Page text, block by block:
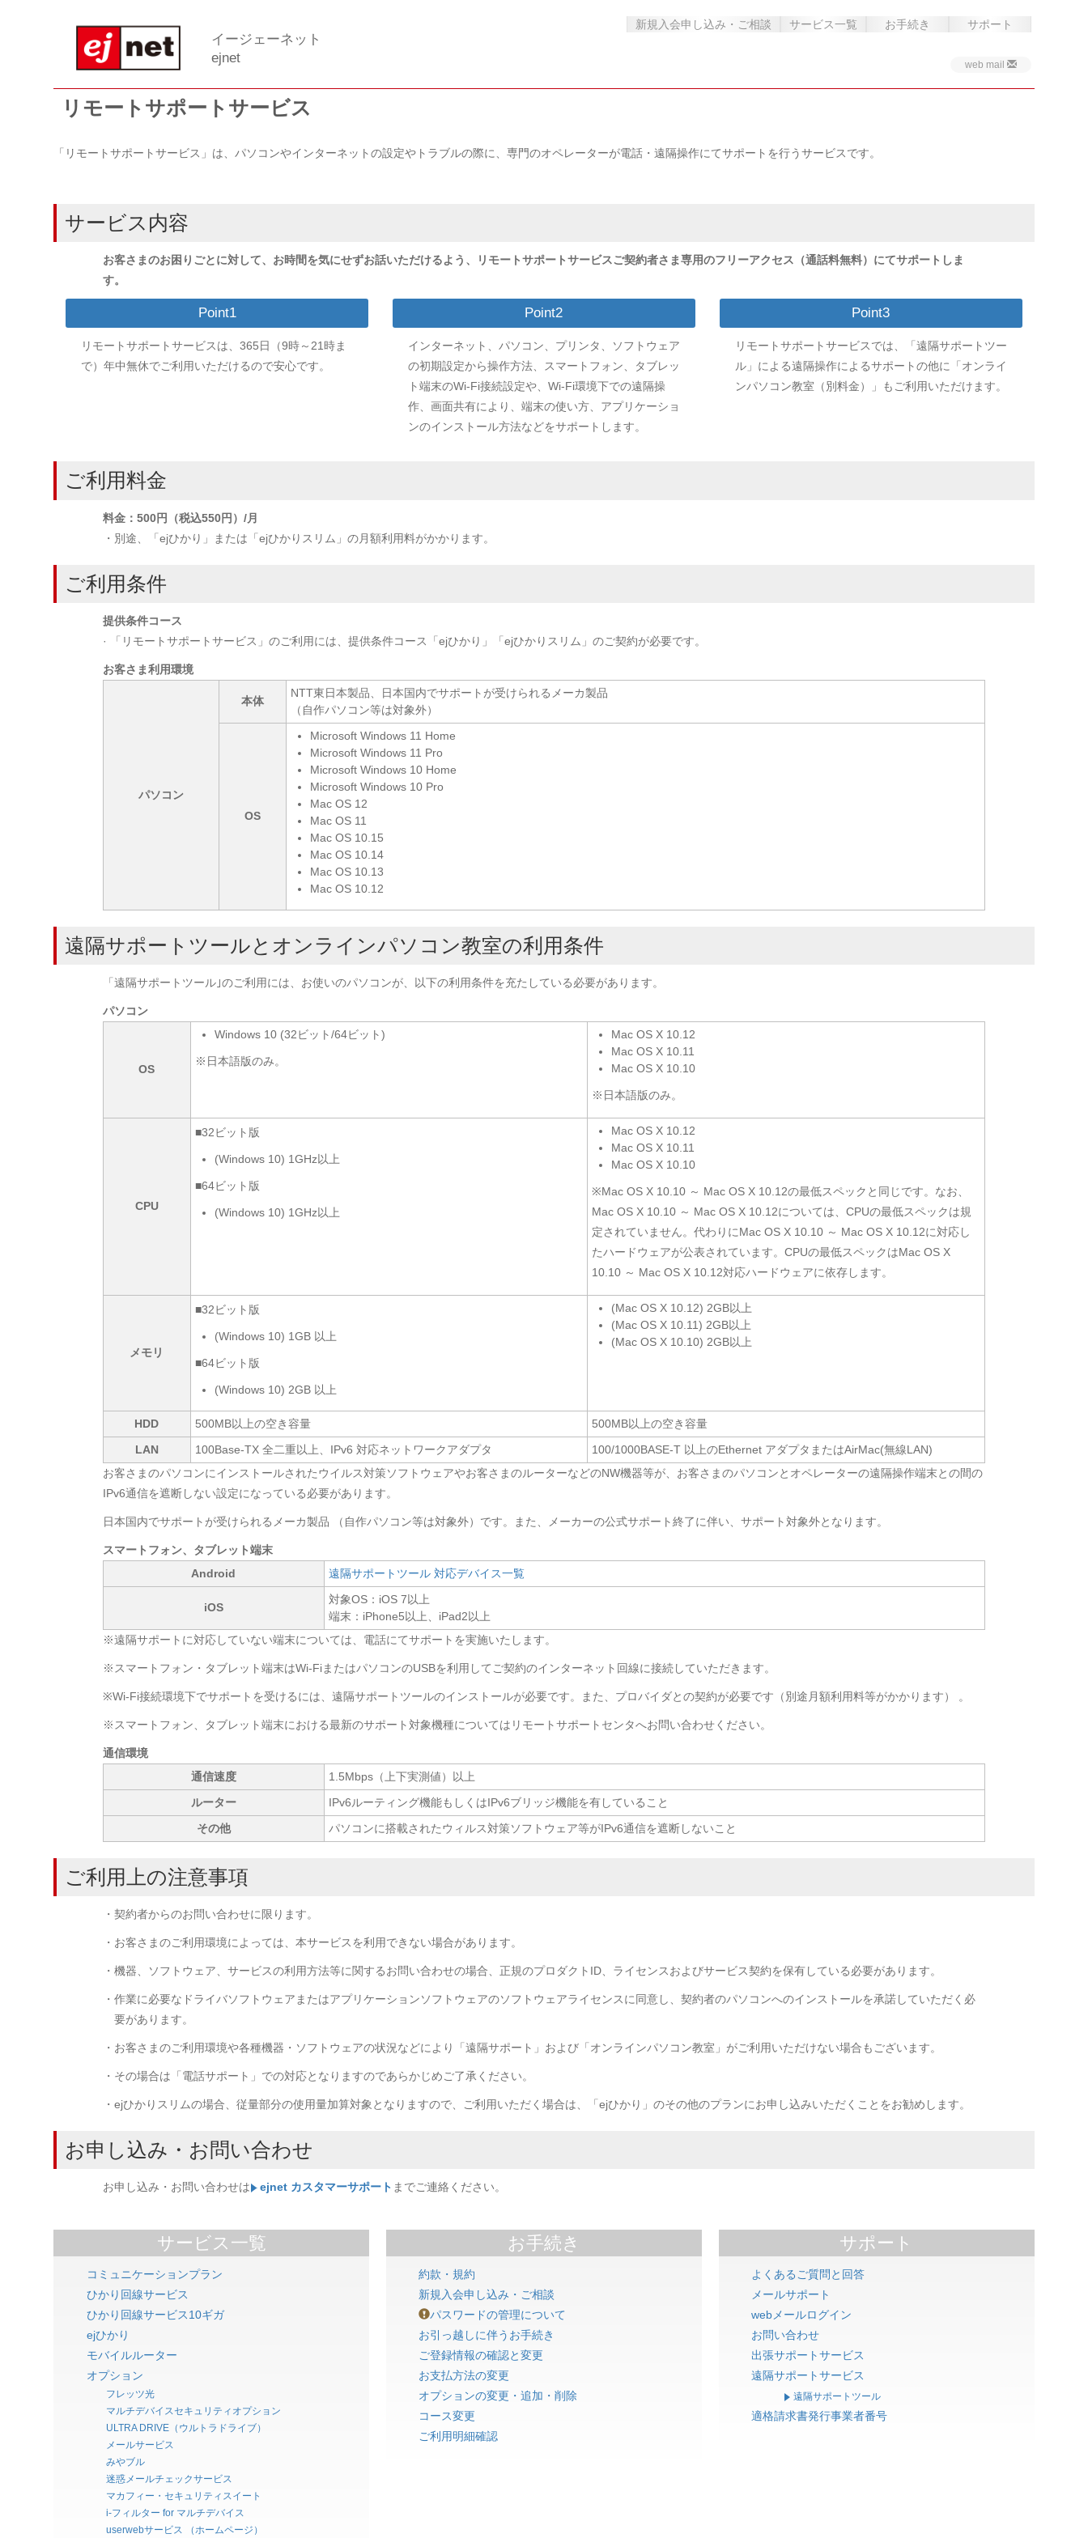
イージェーネット
ejnet
新規入会申し込み・ご相談 サービス一覧 お手続き サポート
web mail
リモートサポートサービス
「リモートサポートサービス」は、パソコンやインターネットの設定やトラブルの際に、専門のオペレーターが電話・遠隔操作にてサポートを行うサービスです。
サービス内容
お客さまのお困りごとに対して、お時間を気にせずお話いただけるよう、リモートサポートサービスご契約者さま専用のフリーアクセス（通話料無料）にてサポートしま
す。
Point1
リモートサポートサービスは、365日（9時～21時ま
で）年中無休でご利用いただけるので安心です。
Point2
インターネット、パソコン、プリンタ、ソフトウェア
の初期設定から操作方法、スマートフォン、タブレッ
ト端末のWi-Fi接続設定や、Wi-Fi環境下での遠隔操
作、画面共有により、端末の使い方、アプリケーショ
ンのインストール方法などをサポートします。
Point3
リモートサポートサービスでは、「遠隔サポートツー
ル」による遠隔操作によるサポートの他に「オンライ
ンパソコン教室（別料金）」もご利用いただけます。
ご利用料金
料金：500円（税込550円）/月
・別途、「ejひかり」または「ejひかりスリム」の月額利用料がかかります。
ご利用条件
提供条件コース
· 「リモートサポートサービス」のご利用には、提供条件コース「ejひかり」「ejひかりスリム」 のご契約が必要です。
お客さま利用環境
パソコン
本体
NTT東日本製品、日本国内でサポートが受けられるメーカ製品
（自作パソコン等は対象外）
OS
Microsoft Windows 11 Home
Microsoft Windows 11 Pro
Microsoft Windows 10 Home
Microsoft Windows 10 Pro
Mac OS 12
Mac OS 11
Mac OS 10.15
Mac OS 10.14
Mac OS 10.13
Mac OS 10.12
遠隔サポートツールとオンラインパソコン教室の利用条件
「遠隔サポートツール｣のご利用には、お使いのパソコンが、以下の利用条件を充たしている必要があります。
パソコン
OS
Windows 10 (32ビット/64ビット)
※日本語版のみ。
Mac OS X 10.12
Mac OS X 10.11
Mac OS X 10.10
※日本語版のみ。
CPU
■32ビット版
(Windows 10) 1GHz以上
■64ビット版
(Windows 10) 1GHz以上
Mac OS X 10.12
Mac OS X 10.11
Mac OS X 10.10
※Mac OS X 10.10 ～ Mac OS X 10.12の最低スペックと同じです。なお、
Mac OS X 10.10 ～ Mac OS X 10.12については、CPUの最低スペックは規
定されていません。代わりにMac OS X 10.10 ～ Mac OS X 10.12に対応し
たハードウェアが公表されています。CPUの最低スペックはMac OS X
10.10 ～ Mac OS X 10.12対応ハードウェアに依存します。
メモリ
■32ビット版
(Windows 10) 1GB 以上
■64ビット版
(Windows 10) 2GB 以上
(Mac OS X 10.12) 2GB以上
(Mac OS X 10.11) 2GB以上
(Mac OS X 10.10) 2GB以上
HDD 500MB以上の空き容量
500MB以上の空き容量
LAN
100Base-TX 全二重以上、IPv6 対応ネットワークアダプタ
100/1000BASE-T 以上のEthernet アダプタまたはAirMac(無線LAN)
お客さまのパソコンにインストールされたウイルス対策ソフトウェアやお客さまのルーターなどのNW機器等が、お客さまのパソコンとオペレーターの遠隔操作端末との間の
IPv6通信を遮断しない設定になっている必要があります。
日本国内でサポートが受けられるメーカ製品 （自作パソコン等は対象外）です。また、メーカーの公式サポート終了に伴い、サポート対象外となります。
スマートフォン、タブレット端末
Android
遠隔サポートツール 対応デバイス一覧
iOS
対象OS：iOS 7以上
端末：iPhone5以上、iPad2以上
※遠隔サポートに対応していない端末については、電話にてサポートを実施いたします。
※スマートフォン・タブレット端末はWi-FiまたはパソコンのUSBを利用してご契約のインターネット回線に接続していただきます。
※Wi-Fi接続環境下でサポートを受けるには、遠隔サポートツールのインストールが必要です。また、プロバイダとの契約が必要です（別途月額利用料等がかかります） 。
※スマートフォン、タブレット端末における最新のサポート対象機種についてはリモートサポートセンタへお問い合わせください。
通信環境
通信速度
1.5Mbps（上下実測値）以上
ルーター
IPv6ルーティング機能もしくはIPv6ブリッジ機能を有していること
その他
パソコンに搭載されたウィルス対策ソフトウェア等がIPv6通信を遮断しないこと
ご利用上の注意事項
・契約者からのお問い合わせに限ります。
・お客さまのご利用環境によっては、本サービスを利用できない場合があります。
・機器、ソフトウェア、サービスの利用方法等に関するお問い合わせの場合、正規のプロダクトID、ライセンスおよびサービス契約を保有している必要があります。
・作業に必要なドライバソフトウェアまたはアプリケーションソフトウェアのソフトウェアライセンスに同意し、契約者のパソコンへのインストールを承諾していただく必
要があります。
・お客さまのご利用環境や各種機器・ソフトウェアの状況などにより「遠隔サポート」および「オンラインパソコン教室」がご利用いただけない場合もございます。
・その場合は「電話サポート」での対応となりますのであらかじめご了承ください。
・ejひかりスリムの場合、従量部分の使用量加算対象となりますので、ご利用いただく場合は、「ejひかり」のその他のプランにお申し込みいただくことをお勧めします。
お申し込み・お問い合わせ
お申し込み・お問い合わせは ejnet カスタマーサポート までご連絡ください。
サービス一覧
コミュニケーションプラン
ひかり回線サービス
ひかり回線サービス10ギガ
ejひかり
モバイルルーター
オプション
フレッツ光
マルチデバイスセキュリティオプション
ULTRA DRIVE（ウルトラドライブ）
メールサービス
みやブル
迷惑メールチェックサービス
マカフィー・セキュリティスイート
i-フィルター for マルチデバイス
userwebサービス （ホームページ）
お手続き
約款・規約
新規入会申し込み・ご相談
パスワードの管理について
お引っ越しに伴うお手続き
ご登録情報の確認と変更
お支払方法の変更
オプションの変更・追加・削除
コース変更
ご利用明細確認
サポート
よくあるご質問と回答
メールサポート
webメールログイン
お問い合わせ
出張サポートサービス
遠隔サポートサービス
遠隔サポートツール
適格請求書発行事業者番号